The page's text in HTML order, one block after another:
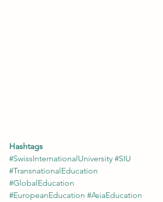
Hashtags
#SwissInternationalUniversity #SIU
#TransnationalEducation
#GlobalEducation
#EuropeanEducation #AsiaEducation